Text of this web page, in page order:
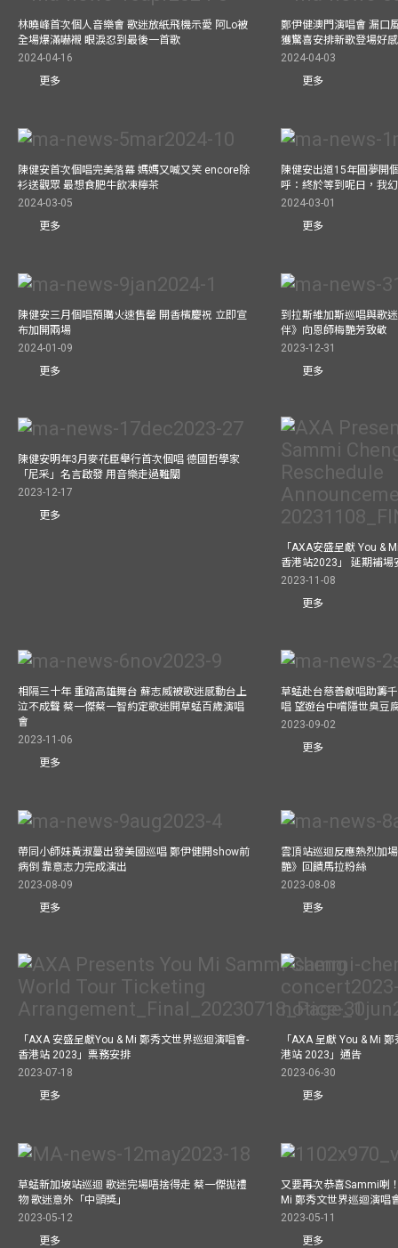
林曉峰首次個人音樂會 歌迷放紙飛機示愛 阿Lo被
全場爆滿嚇襯 眼淚忍到最後一首歌
2024-04-16
更多
鄭伊健澳門演唱會 漏口
獲驚喜安排新歌登場好
2024-04-03
更多
陳健安首次個唱完美落幕 媽媽又喊又笑 encore除
衫送觀眾 最想食肥牛飲凍檸茶
2024-03-05
更多
陳健安出道15年圓夢開
呼：終於等到呢日，我
2024-03-01
更多
陳健安三月個唱預購火速售罄 開香檳慶祝 立即宣
布加開兩場
2024-01-09
更多
到拉斯維加斯巡唱與歌
伴》向恩師梅艷芳致敬
2023-12-31
更多
陳健安明年3月麥花臣舉行首次個唱 德國哲學家
「尼采」名言啟發 用音樂走過難關
2023-12-17
更多
「AXA安盛呈獻 You &
香港站2023」 延期補場
2023-11-08
更多
相隔三十年 重踏高雄舞台 蘇志威被歌迷感動台上
泣不成聲 蔡一傑蔡一智約定歌迷開草蜢百歲演唱
會
2023-11-06
更多
草蜢赴台慈善獻唱助籌
唱 望遊台中嚐隱世臭豆
2023-09-02
更多
帶同小師妹黃淑蔓出發美國巡唱 鄭伊健開show前
病倒 靠意志力完成演出
2023-08-09
更多
雲頂站巡迴反應熱烈加
艷》回饋馬拉粉絲
2023-08-08
更多
「AXA 安盛呈獻You & Mi 鄭秀文世界巡迴演唱會-
香港站 2023」票務安排
2023-07-18
更多
「AXA 呈獻 You & Mi
港站 2023」通告
2023-06-30
更多
草蜢新加坡站巡迴 歌迷完場唔捨得走 蔡一傑拋禮
物 歌迷意外「中頭獎」
2023-05-12
更多
又要再次恭喜Sammi喇
Mi 鄭秀文世界巡迴演唱
2023-05-11
更多